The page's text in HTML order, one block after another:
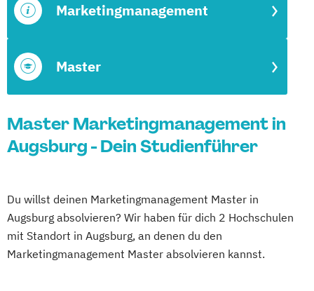
Master
Marketingmanagement
Master Marketingmanagement in
Augsburg - Dein Studienführer
Du willst deinen Marketingmanagement Master in
Augsburg absolvieren? Wir haben für dich 2 Hochschulen
mit Standort in Augsburg, an denen du den
Marketingmanagement Master absolvieren kannst.